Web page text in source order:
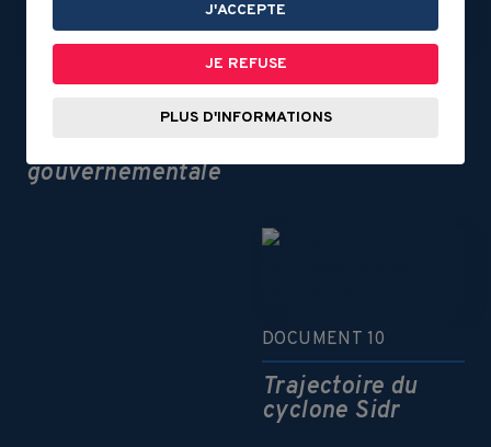
DOCUMENT 8
L’importance de la
DOCUMENT 9
gouvernementale
DOCUMENT 10
Trajectoire du
cyclone Sidr
J'ACCEPTE
JE REFUSE
PLUS D'INFORMATIONS